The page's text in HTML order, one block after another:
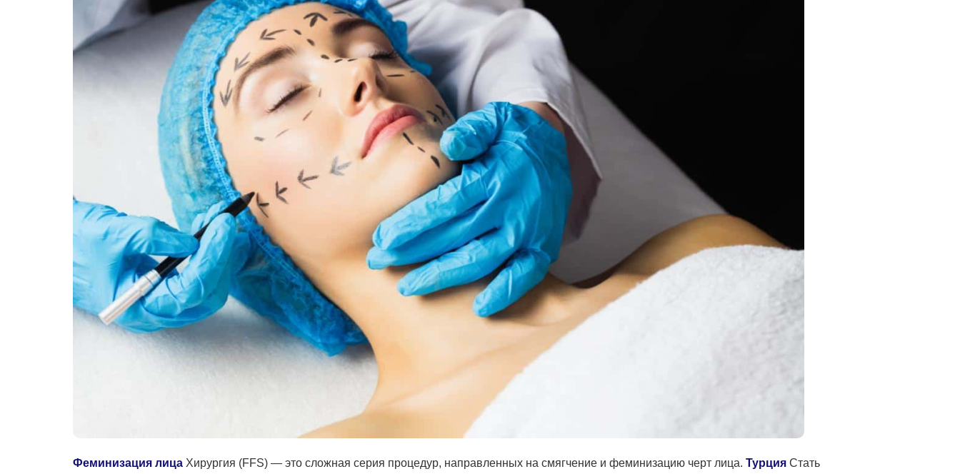
Феминизация лица Хирургия (FFS) — это сложная серия процедур, направленных на смягчение и феминизацию черт лица. Турция Стать